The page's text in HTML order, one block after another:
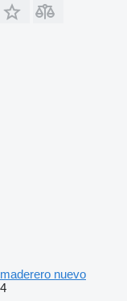
maderero nuevo
4